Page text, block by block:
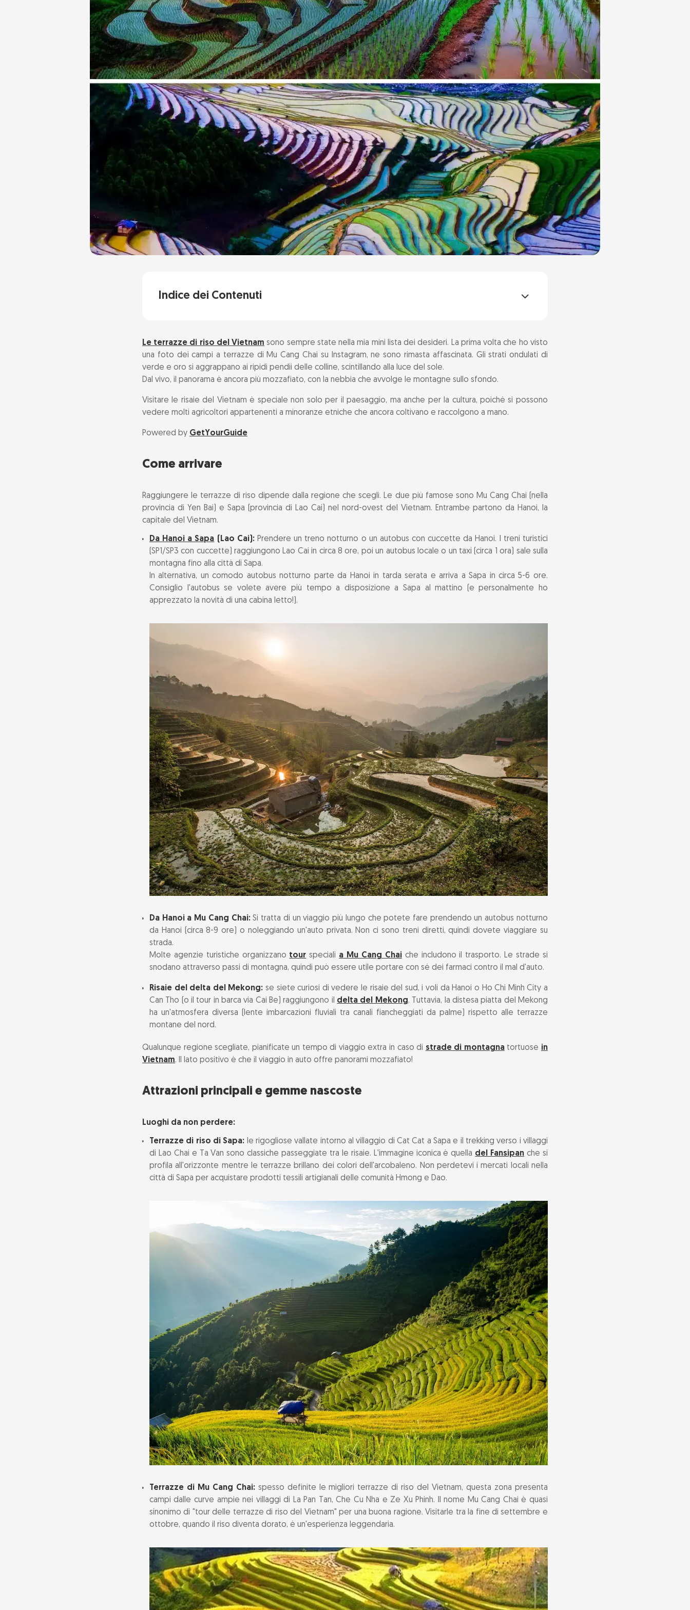
Indice dei Contenuti
Attrazioni principali e gemme nascoste
Quando visitare e orari
Itinerario consigliato
Domande frequenti
Le terrazze di riso del Vietnam sono sempre state nella mia mini lista dei desideri. La prima volta che ho visto
una foto dei campi a terrazze di Mu Cang Chai su Instagram, ne sono rimasta affascinata. Gli strati ondulati di
verde e oro si aggrappano ai ripidi pendii delle colline, scintillando alla luce del sole.
Dal vivo, il panorama è ancora più mozzafiato, con la nebbia che avvolge le montagne sullo sfondo.
Visitare le risaie del Vietnam è speciale non solo per il paesaggio, ma anche per la cultura, poiché si possono
vedere molti agricoltori appartenenti a minoranze etniche che ancora coltivano e raccolgono a mano.
Powered by GetYourGuide
Come arrivare
Raggiungere le terrazze di riso dipende dalla regione che scegli. Le due più famose sono Mu Cang Chai (nella
provincia di Yen Bai) e Sapa (provincia di Lao Cai) nel nord-ovest del Vietnam. Entrambe partono da Hanoi, la
capitale del Vietnam.
Da Hanoi a Sapa (Lao Cai):Prendere un treno notturno o un autobus con cuccette da Hanoi. I treni turistici
(SP1/SP3 con cuccette) raggiungono Lao Cai in circa 8 ore, poi un autobus locale o un taxi (circa 1 ora) sale sulla
montagna fino alla città di Sapa.
In alternativa, un comodo autobus notturno parte da Hanoi in tarda serata e arriva a Sapa in circa 5-6 ore.
Consiglio l'autobus se volete avere più tempo a disposizione a Sapa al mattino (e personalmente ho
apprezzato la novità di una cabina letto!).
Da Hanoi a Mu Cang Chai:Si tratta di un viaggio più lungo che potete fare prendendo un autobus notturno
da Hanoi (circa 8-9 ore) o noleggiando un'auto privata. Non ci sono treni diretti, quindi dovete viaggiare su
strada.
Molte agenzie turistiche organizzano tour speciali a Mu Cang Chaiche includono il trasporto. Le strade si
snodano attraverso passi di montagna, quindi può essere utile portare con sé dei farmaci contro il mal d'auto.
Risaie del delta del Mekong: se siete curiosi di vedere le risaie del sud, i voli da Hanoi o Ho Chi Minh City a
Can Tho (o il tour in barca via Cai Be) raggiungono il delta del Mekong. Tuttavia, la distesa piatta del Mekong
ha un'atmosfera diversa (lente imbarcazioni fluviali tra canali fiancheggiati da palme) rispetto alle terrazze
montane del nord.
Qualunque regione scegliate, pianificate un tempo di viaggio extra in caso di strade di montagnatortuose in
Vietnam. Il lato positivo è che il viaggio in auto offre panorami mozzafiato!
Attrazioni principali e gemme nascoste
Luoghi da non perdere:
Terrazze di riso di Sapa: le rigogliose vallate intorno al villaggio di Cat Cat a Sapa e il trekking verso i villaggi
di Lao Chai e Ta Van sono classiche passeggiate tra le risaie. L'immagine iconica è quella del Fansipan che si
profila all'orizzonte mentre le terrazze brillano dei colori dell'arcobaleno. Non perdetevi i mercati locali nella
città di Sapa per acquistare prodotti tessili artigianali delle comunità Hmong e Dao.
Terrazze di Mu Cang Chai:spesso definite le migliori terrazze di riso del Vietnam, questa zona presenta
campi dalle curve ampie nei villaggi di La Pan Tan, Che Cu Nha e Ze Xu Phinh. Il nome Mu Cang Chai è quasi
sinonimo di "tour delle terrazze di riso del Vietnam" per una buona ragione. Visitarle tra la fine di settembre e
ottobre, quando il riso diventa dorato, è un'esperienza leggendaria.